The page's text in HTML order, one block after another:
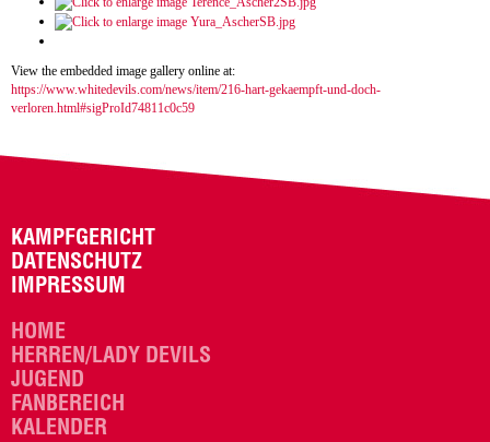
View the embedded image gallery online at:
https://www.whitedevils.com/news/item/216-hart-gekaempft-und-doch-
verloren.html#sigProId74811c0c59
KAMPFGERICHT
DATENSCHUTZ
IMPRESSUM
HOME
HERREN/LADY DEVILS
JUGEND
FANBEREICH
KALENDER